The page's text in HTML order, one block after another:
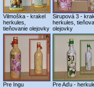
Vilmoška - krakel
herkules,
tieňovanie olejovky
Sirupová 3 -
herkules,
olejovky
Pre Ingu
Pre Aďu -